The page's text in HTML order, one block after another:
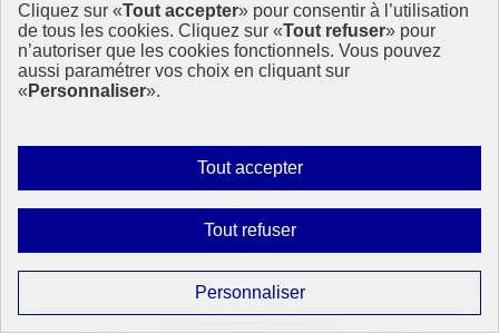
Cliquez sur «Tout accepter» pour consentir à l’utilisation
de tous les cookies. Cliquez sur «Tout refuser» pour
n’autoriser que les cookies fonctionnels. Vous pouvez
aussi paramétrer vos choix en cliquant sur
« Personnaliser».
Tout accepterAutoriser
tous
Tout refuserInterdire
tous
PersonnaliserParamétrer
les
occasion, ONU Femmes France souhaite mettre en lumière les
enjeux liés au genre dans le monde du sport afin qu’il soit plus
inclusif et égalitaire.
27 juin 2024 - En France